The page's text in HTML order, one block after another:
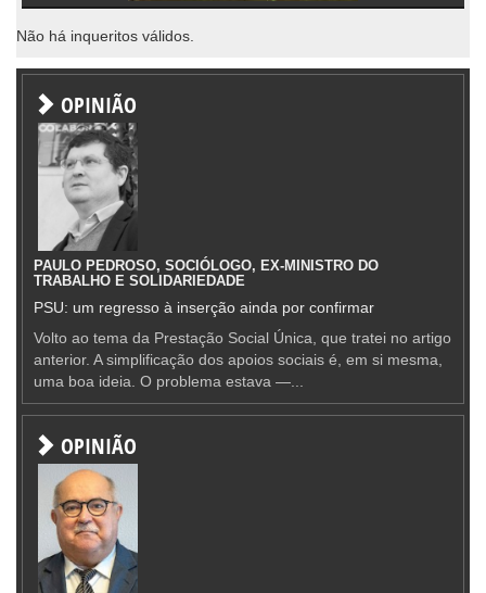
Não há inqueritos válidos.
OPINIÃO
PAULO PEDROSO, SOCIÓLOGO, EX-MINISTRO DO
TRABALHO E SOLIDARIEDADE
PSU: um regresso à inserção ainda por confirmar
Volto ao tema da Prestação Social Única, que tratei no artigo
anterior. A simplificação dos apoios sociais é, em si mesma,
uma boa ideia. O problema estava —...
OPINIÃO